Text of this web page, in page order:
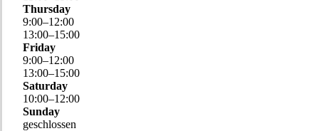
Thursday
9:00–12:00
13:00–15:00
Friday
9:00–12:00
13:00–15:00
Saturday
10:00–12:00
Sunday
geschlossen